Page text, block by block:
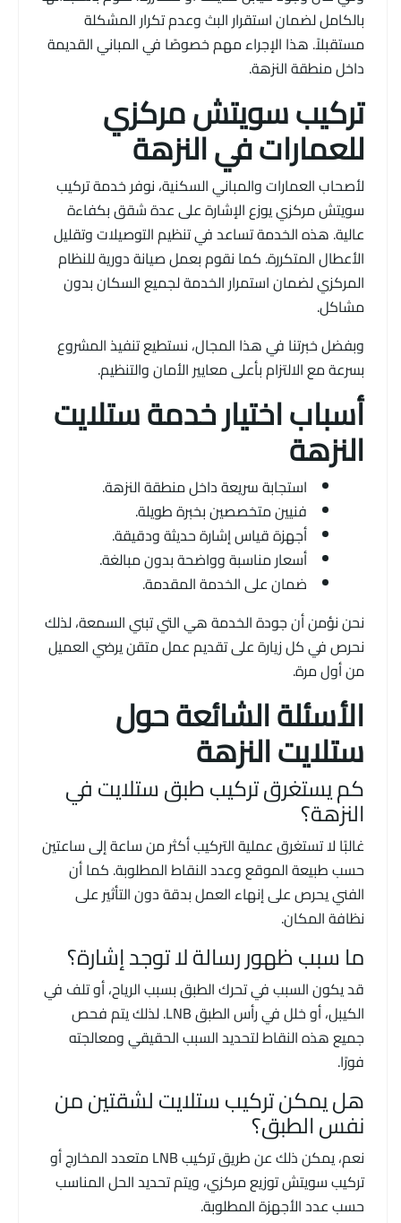
بالكامل لضمان استقرار البث وعدم تكرار المشكلة
مستقبلاً. هذا الإجراء مهم خصوصًا في المباني القديمة
داخل منطقة النزهة.
تركيب سويتش مركزي
للعمارات في النزهة
لأصحاب العمارات والمباني السكنية، نوفر خدمة تركيب
سويتش مركزي يوزع الإشارة على عدة شقق بكفاءة
عالية. هذه الخدمة تساعد في تنظيم التوصيلات وتقليل
الأعطال المتكررة. كما نقوم بعمل صيانة دورية للنظام
المركزي لضمان استمرار الخدمة لجميع السكان بدون
مشاكل.
وبفضل خبرتنا في هذا المجال، نستطيع تنفيذ المشروع
بسرعة مع الالتزام بأعلى معايير الأمان والتنظيم.
أسباب اختيار خدمة ستلايت
النزهة
استجابة سريعة داخل منطقة النزهة.
فنيين متخصصين بخبرة طويلة.
أجهزة قياس إشارة حديثة ودقيقة.
أسعار مناسبة وواضحة بدون مبالغة.
ضمان على الخدمة المقدمة.
نحن نؤمن أن جودة الخدمة هي التي تبني السمعة، لذلك
نحرص في كل زيارة على تقديم عمل متقن يرضي العميل
من أول مرة.
الأسئلة الشائعة حول
ستلايت النزهة
كم يستغرق تركيب طبق ستلايت في
النزهة؟
غالبًا لا تستغرق عملية التركيب أكثر من ساعة إلى ساعتين
حسب طبيعة الموقع وعدد النقاط المطلوبة. كما أن
الفني يحرص على إنهاء العمل بدقة دون التأثير على
نظافة المكان.
ما سبب ظهور رسالة لا توجد إشارة؟
قد يكون السبب في تحرك الطبق بسبب الرياح، أو تلف في
الكيبل، أو خلل في رأس الطبق LNB. لذلك يتم فحص
جميع هذه النقاط لتحديد السبب الحقيقي ومعالجته
فورًا.
هل يمكن تركيب ستلايت لشقتين من
نفس الطبق؟
نعم، يمكن ذلك عن طريق تركيب LNB متعدد المخارج أو
تركيب سويتش توزيع مركزي، ويتم تحديد الحل المناسب
حسب عدد الأجهزة المطلوبة.